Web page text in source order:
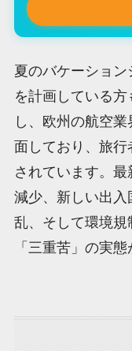
夏のバケーショ
を計画している
し、欧州の航空
面しており、旅
されています。
減少、新しい出
乱、そして環境規
「三重苦」の実